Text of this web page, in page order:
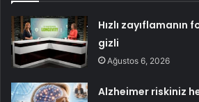
Hızlı
gizli
Ağustos 6, 2026
Alzheimer riskiniz